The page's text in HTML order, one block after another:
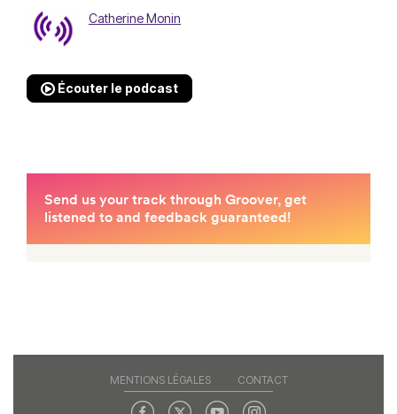
Catherine Monin
Écouter le podcast
MENTIONS LÉGALES CONTACT